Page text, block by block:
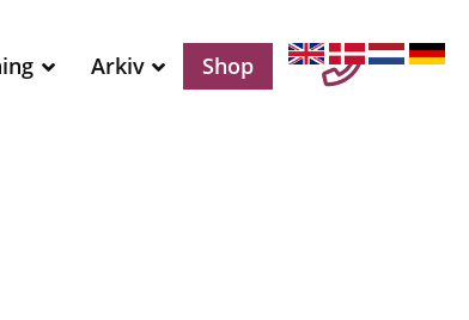
Arkiv Shop